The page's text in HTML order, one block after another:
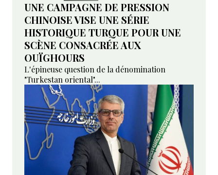
UNE CAMPAGNE DE PRESSION
CHINOISE VISE UNE SÉRIE
HISTORIQUE TURQUE POUR UNE
SCÈNE CONSACRÉE AUX
OUÏGHOURS
L'épineuse question de la dénomination
"Turkestan oriental"...